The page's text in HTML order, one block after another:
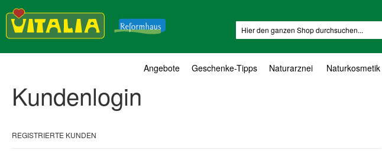
Angebote Geschenke-Tipps Naturarznei Naturkosmetik
Kundenlogin
REGISTRIERTE KUNDEN